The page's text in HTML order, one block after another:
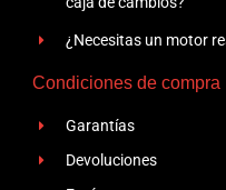
¿Necesitas un motor
Condiciones de compra
Garantías
Devoluciones